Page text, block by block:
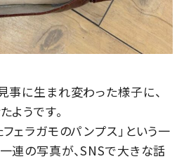
事に生まれ変わった様子に、
ようです。
ェラガモのパンプス」という一
連の写真が、SNSで大きな話